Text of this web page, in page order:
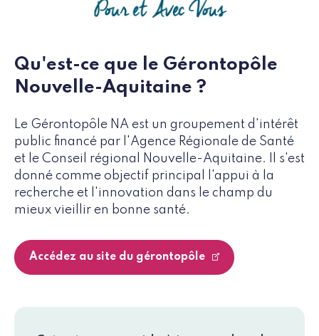
Qu'est-ce que le Gérontopôle
Nouvelle-Aquitaine ?
Le Gérontopôle NA est un groupement d'intérêt
public financé par l'Agence Régionale de Santé
et le Conseil régional Nouvelle-Aquitaine. Il s'est
donné comme objectif principal l'appui à la
recherche et l'innovation dans le champ du
mieux vieillir en bonne santé.
Accédez au site du gérontopôle